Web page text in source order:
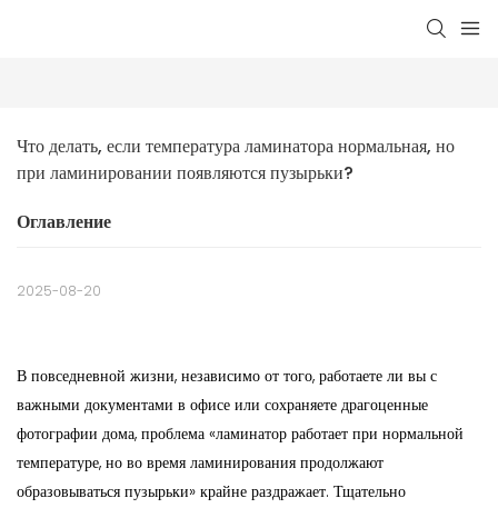
Что делать, если температура ламинатора нормальная, но
при ламинировании появляются пузырьки?
Оглавление
2025-08-20
В повседневной жизни, независимо от того, работаете ли вы с
важными документами в офисе или сохраняете драгоценные
фотографии дома, проблема «ламинатор работает при нормальной
температуре, но во время ламинирования продолжают
образовываться пузырьки» крайне раздражает. Тщательно